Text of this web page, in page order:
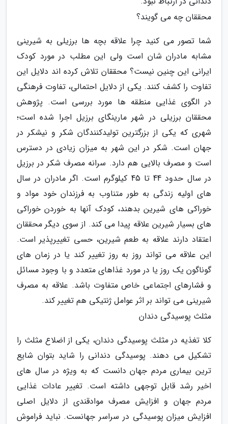
محققان چه می گویند؟
شما تصور می کنید چرا علاقه بچه ها برزیلی به شیرینی
مشابه مادران شان است ولی این مطلب در مورد کودک
ایرانی این چنین نیست؟ محققان تلاش کرده اند دلایل این
تفاوت را کشف کنند. یکی از دلایل احتمالی، تفاوت فرهنگی
در الگوی غذایی منطقه ها مورد بررسی است. پژوهش
محققان برزیلی در شهر مارینگای برزیل اجرا شده است؛
شهری که یکی از بزرگترین تولیدکنندگان شکر و نیشکر در
جهان است. شکر در این شهر به میزان زیادی در دسترس
است و مصرف بالایی هم دارد. سرانه مصرف شکر در برزیل
در سال حدود 44 تا 45 کیلوگرم است. اگر مادران در سال
های اولیه زندگی به طور متناوب به فرزندان خود مواد و
خوراکی های شیرین بدهند، کودک آنها به خوردن خوراکی
های بسیار شیرین علاقه پیدا می کند. از سوی دیگر محققان
اعتقاد دارند علاقه به طعم شیرین، حسی تغییرپذیر است.
این علاقه می تواند روز به روز تغییر کند یا در زمان های
گوناگون یک روز یا در مورد غذاهای متعدد و با وجود مسائل
و فشارهای اجتماعی خاص متفاوت باشد. علاقه به مصرف
شیرینی می تواند بر اثر عوامل ژنتیکی هم تغییر کند.
مثلث پوسیدگی دندان
کلا تغذیه در مثلث پوسیدگی دندان، یکی از اضلاع مثلث را
تشکیل می دهند. پوسیدگی دندانی را شاید بتوان شایع
ترین بیماری مردم جهان دانست که به ویژه در سال های
اخیر رشد قابل توجهی داشته است. تغییر عادات غذایی
مردم جهان و افزایش مصرف موادقندی از دلایل اصلی
افزایش میزان پوسیدگی در سراسر جهانست. نباید فراموش